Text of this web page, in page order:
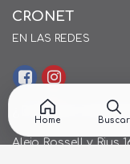
CRONET
EN LAS REDES
¿DÓNDE
Alejo Rossell y Rius
Home Buscar